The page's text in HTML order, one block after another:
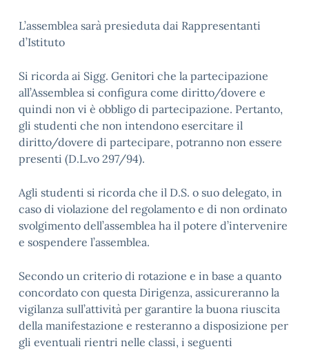
L’assemblea sarà presieduta dai Rappresentanti
d’Istituto
Si ricorda ai Sigg. Genitori che la partecipazione
all’Assemblea si configura come diritto/dovere e
quindi non vi è obbligo di partecipazione. Pertanto,
gli studenti che non intendono esercitare il
diritto/dovere di partecipare, potranno non essere
presenti (D.L.vo 297/94).
Agli studenti si ricorda che il D.S. o suo delegato, in
caso di violazione del regolamento e di non ordinato
svolgimento dell’assemblea ha il potere d’intervenire
e sospendere l’assemblea.
Secondo un criterio di rotazione e in base a quanto
concordato con questa Dirigenza, assicureranno la
vigilanza sull’attività per garantire la buona riuscita
della manifestazione e resteranno a disposizione per
gli eventuali rientri nelle classi, i seguenti